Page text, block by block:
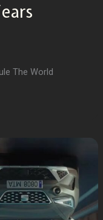
The World